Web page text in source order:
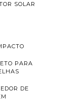
SOLAR
PARA
DE